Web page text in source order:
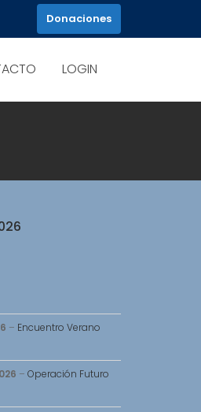
Donaciones
LOGIN
– Encuentro Verano
– Operación Futuro